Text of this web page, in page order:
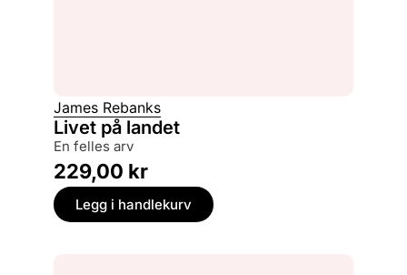
James Rebanks
Livet på landet
en felles arv
229,00 kr
Legg i handlekurv